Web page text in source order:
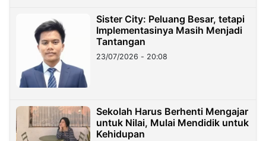
Sister City: Peluang Besar, tetapi
Implementasinya Masih Menjadi
Tantangan
23/07/2026 - 20:08
Sekolah Harus Berhenti Mengajar
untuk Nilai, Mulai Mendidik untuk
Kehidupan